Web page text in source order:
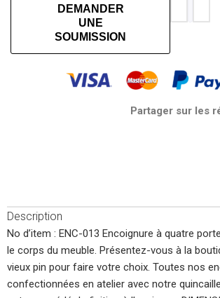
DEMANDER
UNE
SOUMISSION
Partager sur les
Description
No d’item : ENC-013 Encoignure à quatre
le corps du meuble. Présentez-vous à la
vieux pin pour faire votre choix. Toutes nos
confectionnées en atelier avec notre